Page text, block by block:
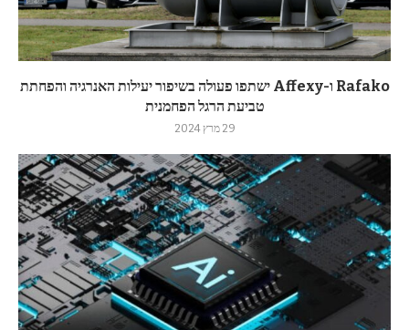
Rafako ו-Affexy ישתפו פעולה בשיפור יעילות האנרגיה והפחתת
טביעת הרגל הפחמנית
29 מרץ 2024